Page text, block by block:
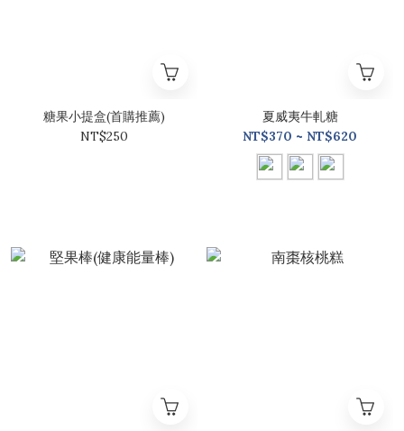
糖果小提盒(首購推薦)
NT$250
夏威夷牛軋糖
NT$370 ~ NT$620